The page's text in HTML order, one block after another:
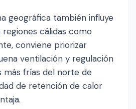
geográfica también influye
cálidas como
conviene priorizar
ventilación y regulación
más frías del norte de
de retención de calor